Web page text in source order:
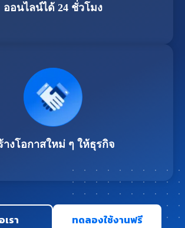
ออนไลน์ได้ 24 ชั่วโมง
างโอกาสใหม่ ๆ ให้ธุรกิจ
รา ทดลองใช้งานฟรี